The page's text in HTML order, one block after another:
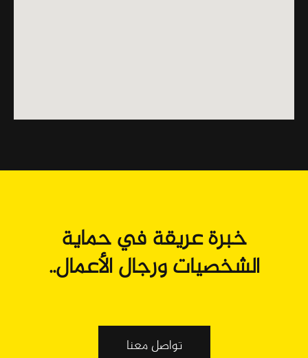
خبرة عريقة في حماية
الشخصيات ورجال الأعمال..
تواصل معنا